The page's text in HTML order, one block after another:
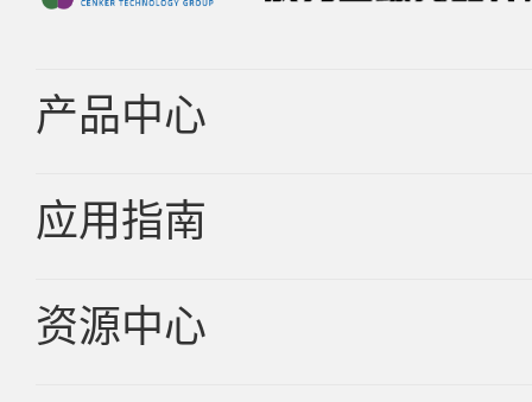
产品中心
车规品
消费品
应用指南
汽车电子
资源中心